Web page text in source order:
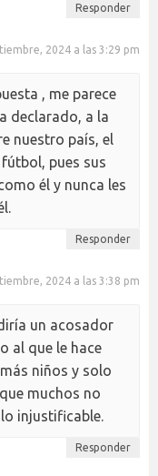
Responder
2024 a las 3:29 pm
, me parece
declarado, a la
nuestro país, el
pues sus
él y nunca les
Responder
2024 a las 3:38 pm
un acosador
al que le hace
niños y solo
muchos no
injustificable.
Responder